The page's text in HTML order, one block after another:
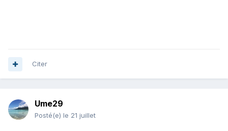
Citer
Ume29
Posté(e) le 21 juillet